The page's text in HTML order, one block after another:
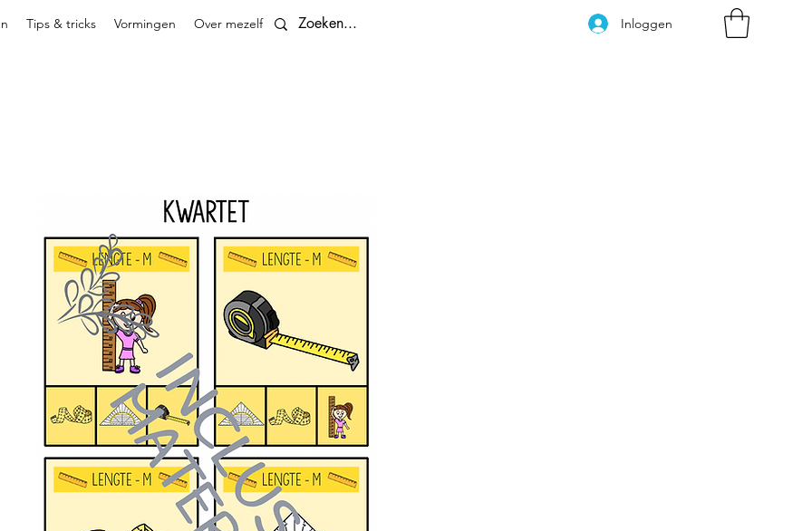
Tips & tricks Vormingen Over mezelf Contact Inloggen